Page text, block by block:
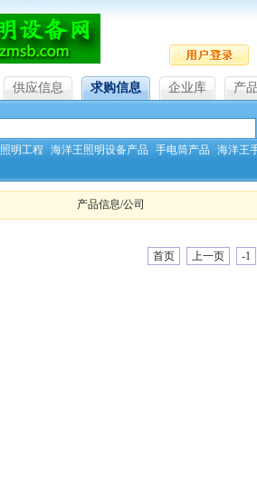
供应信息 求购信息 企业库 产
照明工程 海洋王照明设备产品 手电筒产品
海洋王
产品信息/公司
首页 上一页 -1